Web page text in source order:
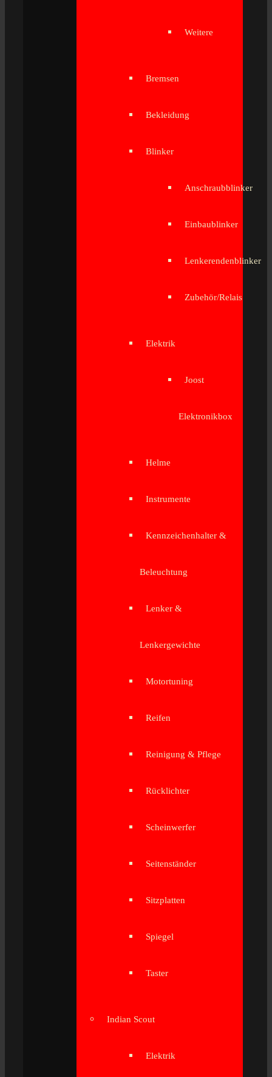
Weitere
Bremsen
Bekleidung
Blinker
Anschraubblinker
Einbaublinker
Lenkerendenblinker
Zubehör/Relais
Elektrik
Joost
Elektronikbox
Helme
Instrumente
Kennzeichenhalter &
Beleuchtung
Lenker &
Lenkergewichte
Motortuning
Reifen
Reinigung & Pflege
Rücklichter
Scheinwerfer
Seitenständer
Sitzplatten
Spiegel
Taster
Indian Scout
Elektrik